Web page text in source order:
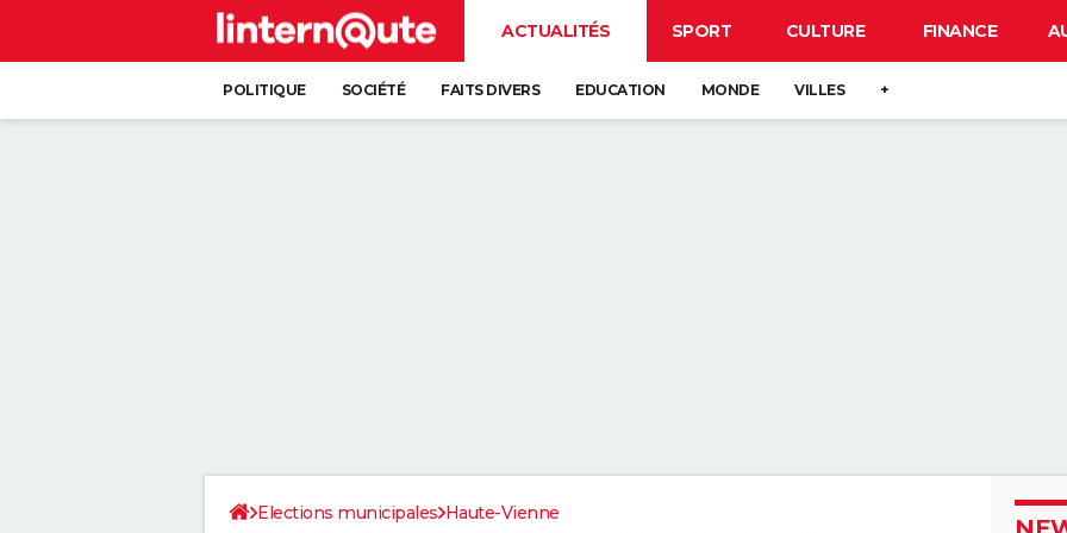
ACTUALITÉS SPORT CULTURE FINANCE
POLITIQUE SOCIÉTÉ FAITS DIVERS EDUCATION MONDE VILLES +
Elections municipales Haute-Vienne